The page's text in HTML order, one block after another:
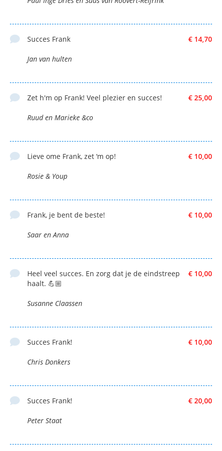
€ 14,70
Succes Frank
Jan van hulten
€ 25,00
Zet h'm op Frank! Veel plezier en succes!
Ruud en Marieke &co
€ 10,00
Lieve ome Frank, zet ‘m op!
Rosie & Youp
€ 10,00
Frank, je bent de beste!
Saar en Anna
€ 10,00
Heel veel succes. En zorg dat je de eindstreep
haalt. 💪🏼
Susanne Claassen
€ 10,00
Succes Frank!
Chris Donkers
€ 20,00
Succes Frank!
Peter Staat